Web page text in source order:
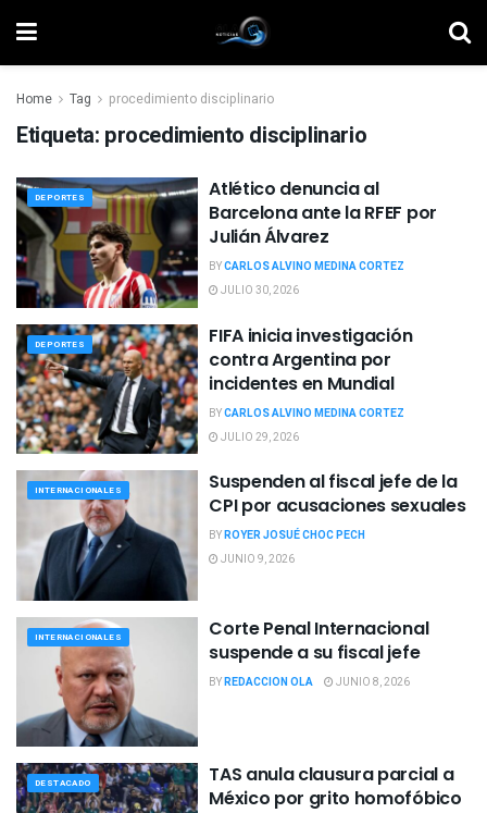
Home Tag procedimiento disciplinario
Etiqueta: procedimiento disciplinario
DEPORTES
Atlético denuncia al
Barcelona ante la RFEF por
Julián Álvarez
BYCARLOS ALVINO MEDINA CORTEZ
JULIO 30, 2026
DEPORTES
FIFA inicia investigación
contra Argentina por
incidentes en Mundial
BYCARLOS ALVINO MEDINA CORTEZ
JULIO 29, 2026
INTERNACIONALES
Suspenden al fiscal jefe de la
CPI por acusaciones sexuales
BYROYER JOSUÉ CHOC PECH
JUNIO 9, 2026
INTERNACIONALES
Corte Penal Internacional
suspende a su fiscal jefe
BYREDACCION OLA JUNIO 8, 2026
DESTACADO
TAS anula clausura parcial a
México por grito homofóbico